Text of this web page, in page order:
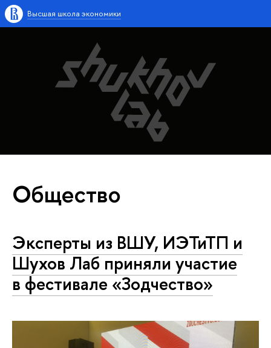
Высшая школа экономики
Общество
Эксперты из ВШУ, ИЭТиТП и
Шухов Лаб приняли участие
в фестивале «Зодчество»